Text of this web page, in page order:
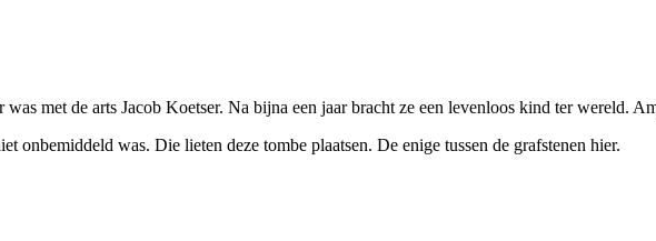
was met de arts Jacob Koetser. Na bijna een jaar bracht ze een levenloos kind ter wereld.
onbemiddeld was. Die lieten deze tombe plaatsen. De enige tussen de grafstenen hier.